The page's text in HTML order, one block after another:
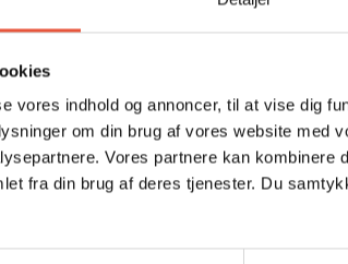
vores indhold og annoncer, til at vise dig
om din brug af vores website med
Vores partnere kan kombinere
fra din brug af deres tjenester. Du
Susanne Fiss
Det er ikke "ekstra luksus" og ikke
individuelt, men det er veludstyret,